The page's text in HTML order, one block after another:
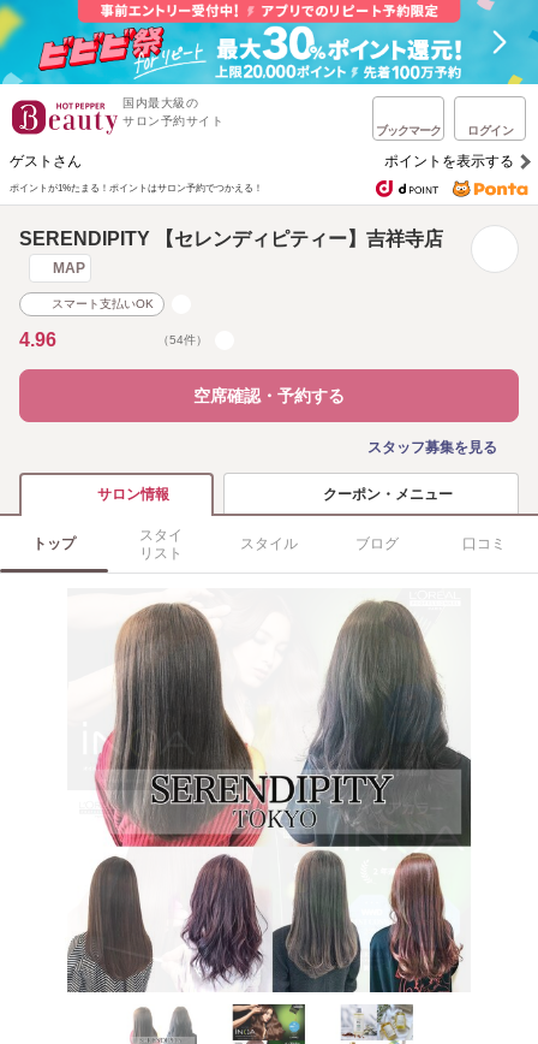
国内最大級の
サロン予約サイト
ブックマーク ログイン
ゲストさん ポイントを表示する
ポイントが1%たまる！ ポイントはサロン予約でつかえる！
SERENDIPITY 【セレンディピティー】吉祥寺店
MAP
スマート支払いOK
4.96 （54件）
空席確認・予約する
スタッフ募集を見る
サロン情報 クーポン・メニュー
トップ
スタイ
リスト
スタイル ブログ 口コミ